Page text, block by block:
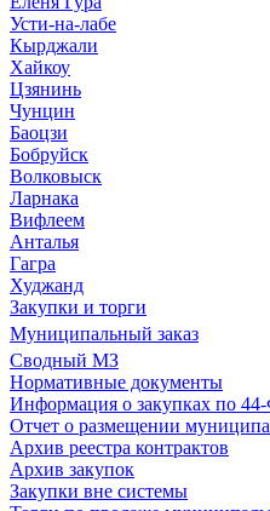
Усти-на-лабе
Кырджали
Хайкоу
Цзянинь
Чунцин
Баоцзи
Бобруйск
Волковыск
Ларнака
Вифлеем
Анталья
Гагра
Худжанд
Закупки и торги
Муниципальный заказ
Сводный МЗ
Нормативные документы
Информация о закупках по
Отчет о размещении
Архив реестра контрактов
Архив закупок
Закупки вне системы